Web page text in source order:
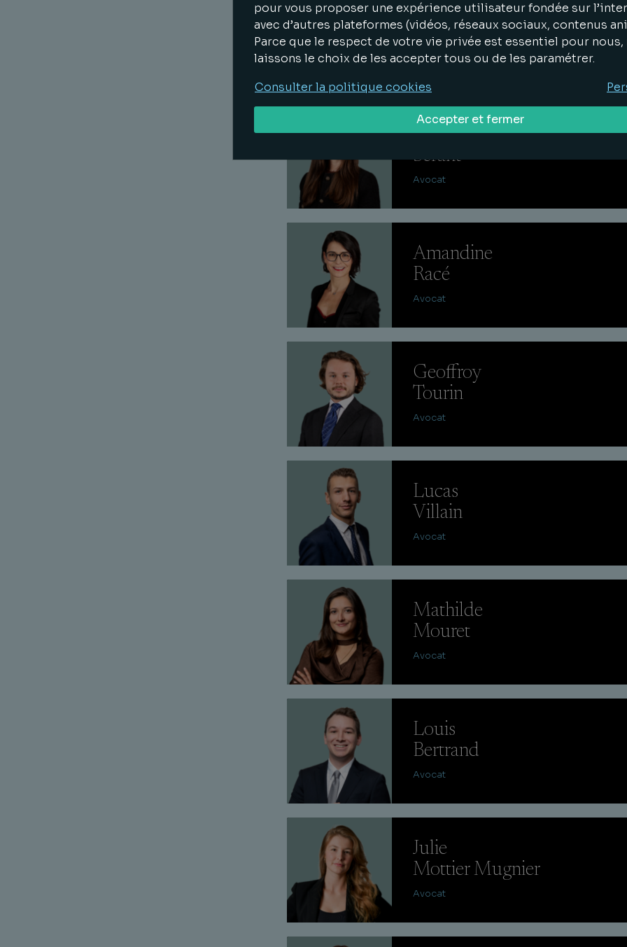
Alexandra
Coeur
Avocat
Tessa
Serant
Avocat
Amandine
Racé
Avocat
Geoffroy
Tourin
Avocat
Lucas
Villain
Avocat
Mathilde
Mouret
Avocat
Louis
Bertrand
Avocat
Julie
Mottier Mugnier
Avocat
pour vous proposer une expérience utilisateur fondée sur
avec d’autres plateformes (vidéos, réseaux sociaux, contenus
Parce que le respect de votre vie privée est essentiel pour nous,
laissons le choix de les accepter tous ou de les paramétrer.
Consulter la politique cookies
Accepter et fermer